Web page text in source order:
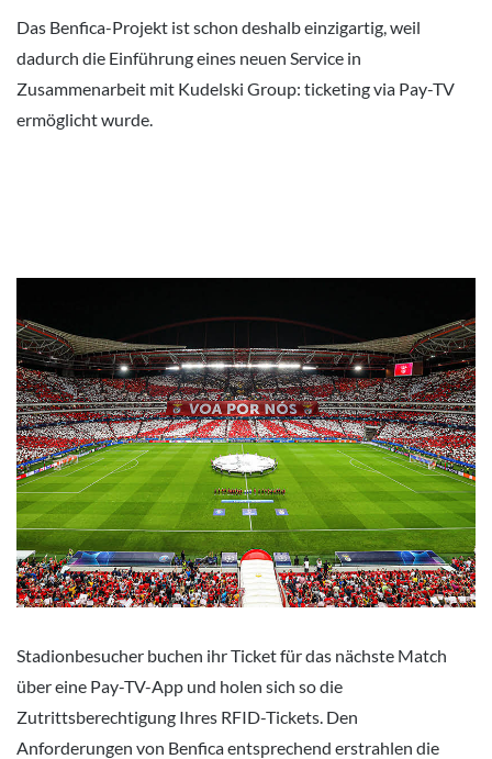
Das Benfica-Projekt ist schon deshalb einzigartig, weil
dadurch die Einführung eines neuen Service in
Zusammenarbeit mit Kudelski Group: ticketing via Pay-TV
ermöglicht wurde.
Stadionbesucher buchen ihr Ticket für das nächste Match
über eine Pay-TV-App und holen sich so die
Zutrittsberechtigung Ihres RFID-Tickets. Den
Anforderungen von Benfica entsprechend erstrahlen die